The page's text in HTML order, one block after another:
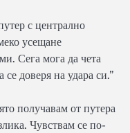
с централно
усещане
Сега мога да чета
доверя на удара си.”
получавам от путера
Чувствам се по-